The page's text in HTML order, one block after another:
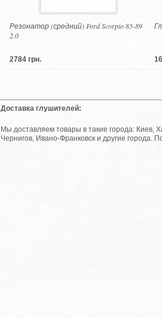
Резонатор (средний) Ford Scorpio 85-89
2.0
2784 грн.
Доставка глушителей:
Мы доставляем товары в такие города: Киев,
Чернигов, Ивано-Франковск и другие города.